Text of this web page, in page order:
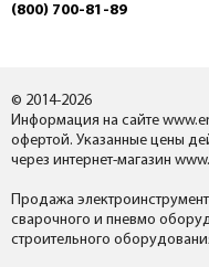
(800) 700-81-89
© 2014-2026
Информация на сайте
офертой. Указанные цены
через интернет-магазин
Продажа
сварочного и пневмо
строительного